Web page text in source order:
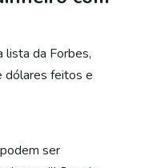
lista da Forbes,
dólares feitos e
ser